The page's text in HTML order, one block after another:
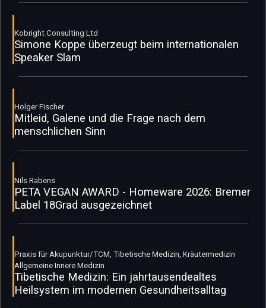
Kobright Consulting Ltd
Simone Koppe überzeugt beim internationalen
Speaker Slam
Holger Fischer
Mitleid, Galene und die Frage nach dem
menschlichen Sinn
Nils Rabens
PETA VEGAN AWARD - Homeware 2026: Bremer
Label 18Grad ausgezeichnet
Praxis für Akupunktur/TCM, Tibetische Medizin, Kräutermedizin
Allgemeine Innere Medizin
Tibetische Medizin: Ein jahrtausendealtes
Heilsystem im modernen Gesundheitsalltag